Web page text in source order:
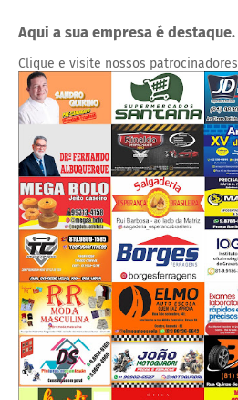
Aqui a sua empresa é destaque.
Clique e visite nossos patrocinadores